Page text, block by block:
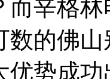
而辛格
数的佛
优势成功